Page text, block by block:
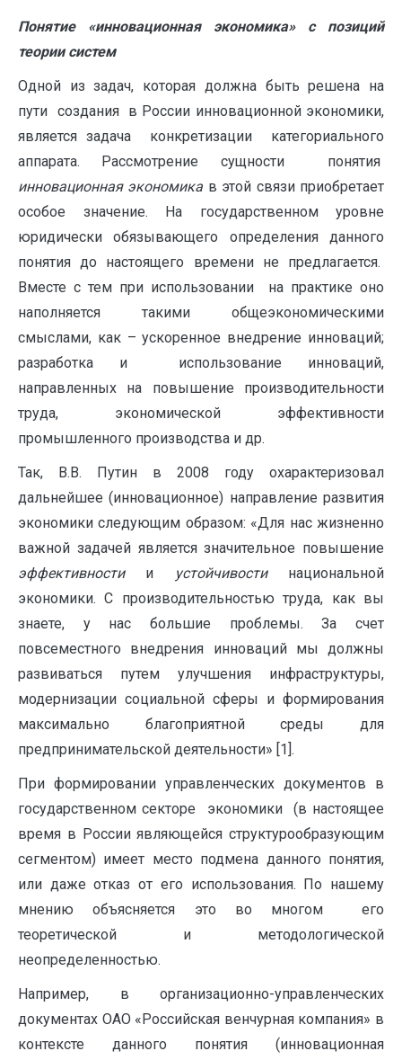
Понятие «инновационная экономика» с позиций
теории систем
Одной из задач, которая должна быть решена на
пути создания в России инновационной экономики,
является задача конкретизации категориального
аппарата. Рассмотрение сущности понятия
инновационная экономика в этой связи приобретает
особое значение. На государственном уровне
юридически обязывающего определения данного
понятия до настоящего времени не предлагается.
Вместе с тем при использовании на практике оно
наполняется такими общеэкономическими
смыслами, как – ускоренное внедрение инноваций;
разработка и использование инноваций,
направленных на повышение производительности
труда, экономической эффективности
промышленного производства и др.
Так, В.В. Путин в 2008 году охарактеризовал
дальнейшее (инновационное) направление развития
экономики следующим образом: «Для нас жизненно
важной задачей является значительное повышение
эффективностии устойчивости национальной
экономики. С производительностью труда, как вы
знаете, у нас большие проблемы. За счет
повсеместного внедрения инноваций мы должны
развиваться путем улучшения инфраструктуры,
модернизации социальной сферы и формирования
максимально благоприятной среды для
предпринимательской деятельности» [1].
При формировании управленческих документов в
государственном секторе экономики (в настоящее
время в России являющейся структурообразующим
сегментом) имеет место подмена данного понятия,
или даже отказ от его использования. По нашему
мнению объясняется это во многом его
теоретической и методологической
неопределенностью.
Например, в организационно-управленческих
документах ОАО «Российская венчурная компания» в
контексте данного понятия (инновационная